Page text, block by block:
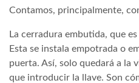
Contamos, principalmente,
La cerradura embutida, que
Esta se instala empotrada o
puerta. Así, solo quedará a la
que introducir la llave. Son